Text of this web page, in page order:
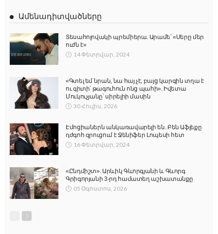
Ամենադիտվածները
Տեսահոլովակի պրեմիերա. Արամե՝ «Սերը մեր
ուժն է»
14 Փետրվար, 2024
«Գտել եմ նրան, նա հայ չէ, բայց կարգին տղա է
ու գիտի՝ թագուհուն ոնց պահի». Իվետա
Մուկուչյանը՝ սիրելիի մասին
30 Հուլիս, 2026
Էմոցիաներն անկառավարելի են. Բեն Աֆլեքը
դժգոհ զրուցում է Ջենիֆեր Լոպեսի հետ
16 Փետրվար, 2024
«Ընդմիշտ». Արևիկ Գևորգյանի և Գևորգ
Գրիգորյանի 3-րդ համատեղ աշխատանքը
05 Օգոստոս, 2026